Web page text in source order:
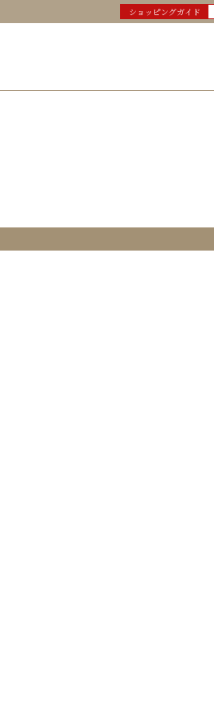
ショッピングガイド